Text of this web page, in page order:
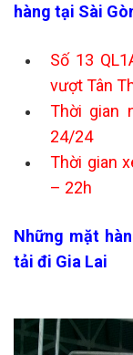
hàng tại Sài
Số 13
vượt Tân
Thời gian
24/24
Thời gian
– 22h
Những mặt
tải đi Gia Lai